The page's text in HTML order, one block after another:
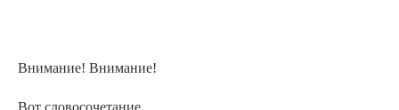
Внимание! Внимание!
Вот словосочетание.